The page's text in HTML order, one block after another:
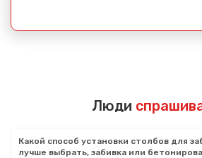
Люди
Какой способ установки столбов для
лучше выбрать, забивка или